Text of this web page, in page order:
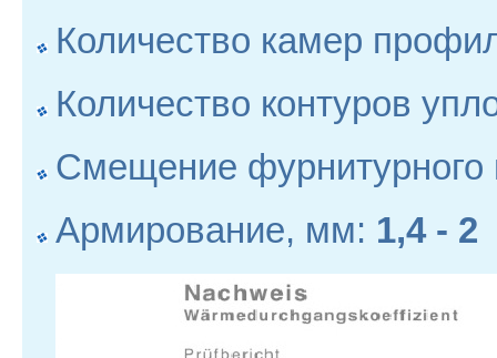
Количество камер
Количество контуров
Смещение
Армирование, мм: 1,4 - 2